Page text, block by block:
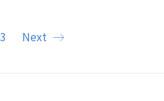
3 Next